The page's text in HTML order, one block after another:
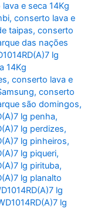
e seca 14Kg
,conserto lava e
taipas,conserto
das nações
lg
14Kg
,conserto lava e
,conserto
são domingos,
lg penha,
lg perdizes,
lg pinheiros,
lg piqueri,
lg pirituba,
lg planalto
lg
lg